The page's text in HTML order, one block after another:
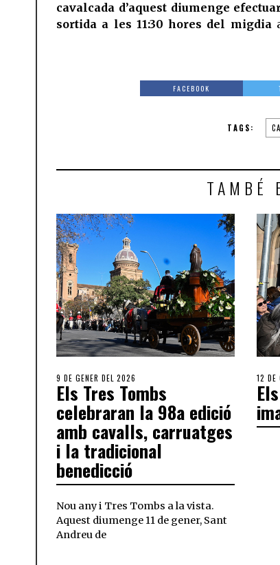
cavalcada d’aquest diumenge
sortida a les 11:30 hores del migdia
FACEBOOK
TAGS:
TAMBÉ
9 DE GENER DEL 2026
Els Tres Tombs
celebraran la 98a edició
amb cavalls, carruatges
i la tradicional
benedicció
Nou any i Tres Tombs a la vista.
Aquest diumenge 11 de gener, Sant
Andreu de
12 DE